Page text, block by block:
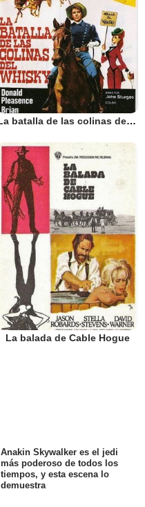
La batalla de las colinas de whisky
La balada de Cable Hogue
Anakin Skywalker es el jedi
más poderoso de todos los
tiempos, y esta escena lo
demuestra